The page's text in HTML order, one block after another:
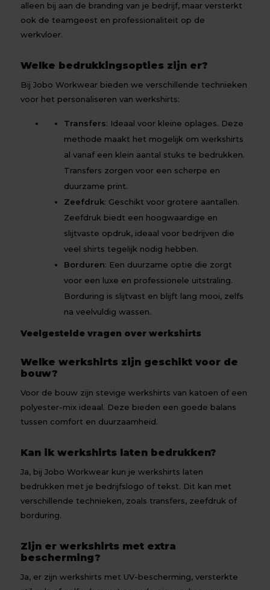
alleen bij aan de branding van je bedrijf, maar versterkt
ook de teamgeest en professionaliteit op de
werkvloer.
Welke bedrukkingsopties zijn er?
Bij Jobo Workwear bieden we verschillende technieken
voor het personaliseren van werkshirts:
Transfers: Ideaal voor kleine oplages. Deze
methode maakt het mogelijk om werkshirts
al vanaf een klein aantal stuks te bedrukken.
Transfers zorgen voor een scherpe en
duurzame print.
Zeefdruk: Geschikt voor grotere aantallen.
Zeefdruk biedt een hoogwaardige en
slijtvaste opdruk, ideaal voor bedrijven die
veel shirts tegelijk nodig hebben.
Borduren: Een duurzame optie die zorgt
voor een luxe en professionele uitstraling.
Borduring is slijtvast en blijft lang mooi, zelfs
na veelvuldig wassen.
Veelgestelde vragen over werkshirts
Welke werkshirts zijn geschikt voor de
bouw?
Voor de bouw zijn stevige werkshirts van katoen of een
polyester-mix ideaal. Deze bieden een goede balans
tussen comfort en duurzaamheid.
Kan ik werkshirts laten bedrukken?
Ja, bij Jobo Workwear kun je werkshirts laten
bedrukken met je bedrijfslogo of tekst. Dit kan met
verschillende technieken, zoals transfers, zeefdruk of
borduring.
Zijn er werkshirts met extra
bescherming?
Ja, er zijn werkshirts met UV-bescherming, versterkte